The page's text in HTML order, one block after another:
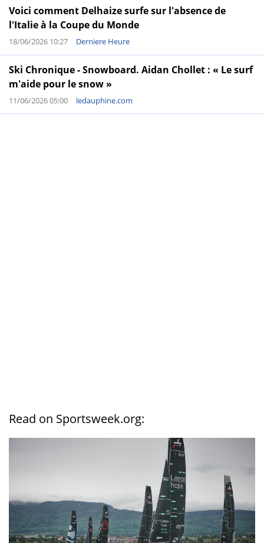
Voici comment Delhaize surfe sur l'absence de
l'Italie à la Coupe du Monde
18/06/2026 10:27 Derniere Heure
Ski Chronique - Snowboard. Aidan Chollet : « Le surf
m'aide pour le snow »
11/06/2026 05:00 ledauphine.com
Read on Sportsweek.org: